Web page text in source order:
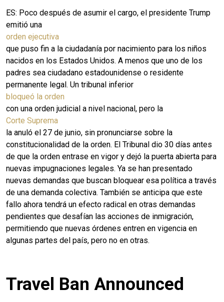
ES: Poco después de asumir el cargo, el presidente Trump
emitió una
orden ejecutiva
que puso fin a la ciudadanía por nacimiento para los niños
nacidos en los Estados Unidos. A menos que uno de los
padres sea ciudadano estadounidense o residente
permanente legal. Un tribunal inferior
bloqueó la orden
con una orden judicial a nivel nacional, pero la
Corte Suprema
la anuló el 27 de junio, sin pronunciarse sobre la
constitucionalidad de la orden. El Tribunal dio 30 días antes
de que la orden entrase en vigor y dejó la puerta abierta para
nuevas impugnaciones legales. Ya se han presentado
nuevas demandas que buscan bloquear esa política a través
de una demanda colectiva. También se anticipa que este
fallo ahora tendrá un efecto radical en otras demandas
pendientes que desafían las acciones de inmigración,
permitiendo que nuevas órdenes entren en vigencia en
algunas partes del país, pero no en otras.
Travel Ban Announced